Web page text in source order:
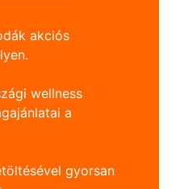
akciós
wellness
a
gyorsan